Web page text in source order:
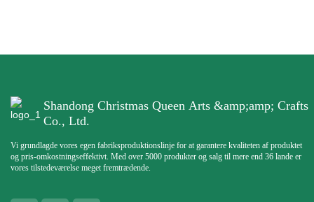
Shandong Christmas Queen Arts &amp;amp; Crafts
Co., Ltd.
Vi grundlagde vores egen fabriksproduktionslinje for at garantere kvaliteten af ​​produktet
og pris-omkostningseffektivt. Med over 5000 produkter og salg til mere end 36 lande er
vores tilstedeværelse meget fremtrædende.